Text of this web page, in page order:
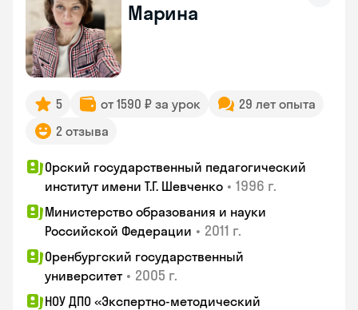
Марина
5 от 1590 ₽ за урок
29 лет опыта
2 отзыва
Орский государственный педагогический
институт имени Т.Г. Шевченко • 1996 г.
Министерство образования и науки
Российской Федерации • 2011 г.
Оренбургский государственный
университет • 2005 г.
НОУ ДПО «Экспертно-методический